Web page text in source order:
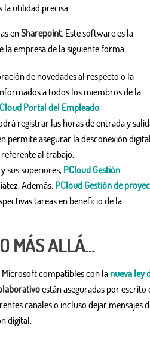
la utilidad precisa.
enSharepoint. Este software es la
la empresa de la siguiente forma:
de novedades al respecto o la
a todos los miembros de la
Portal del Empleado.
registrar las horas de entrada y
permite asegurar la desconexión digital
al trabajo.
sus superiores, PCloud Gestión
Además, PCloud Gestión de
tareas en beneficio de la
MÁS ALLÁ…
compatibles con la nueva ley
están aseguradas por escrito
canales o incluso dejar mensajes
digital.